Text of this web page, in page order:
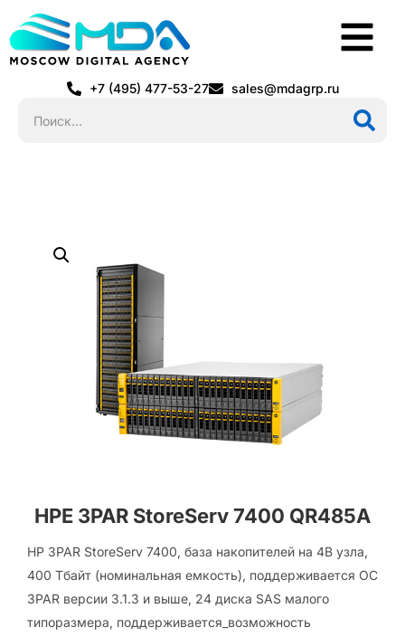
+7 (495) 477-53-27 sales@mdagrp.ru
HPE 3PAR StoreServ 7400 QR485A
HP 3PAR StoreServ 7400, база накопителей на 4В узла,
400 Тбайт (номинальная емкость), поддерживается ОС
3PAR версии 3.1.3 и выше, 24 диска SAS малого
типоразмера, поддерживается_возможность